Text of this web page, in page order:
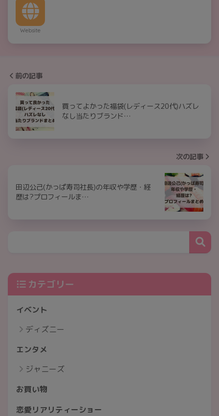
Website
前の記事
買ってよかった福袋(レディース20代)ハズレ
なし当たりブランド…
次の記事
田辺公己(かっぱ寿司社長)の年収や学歴・経
歴は?プロフィールま…
カテゴリー
イベント
ディズニー
エンタメ
ジャニーズ
お買い物
恋愛リアリティーショー